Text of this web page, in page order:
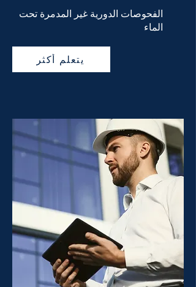
الفحوصات الدورية غير المدمرة تحت
الماء
يتعلم أكثر